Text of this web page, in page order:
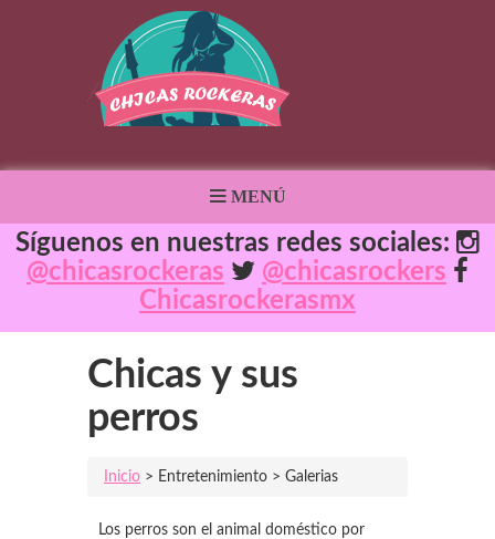
MENÚ
Síguenos en nuestras redes sociales:
@chicasrockeras
@chicasrockers
Chicasrockerasmx
Chicas y sus
perros
Inicio > Entretenimiento > Galerias
Los perros son el animal doméstico por